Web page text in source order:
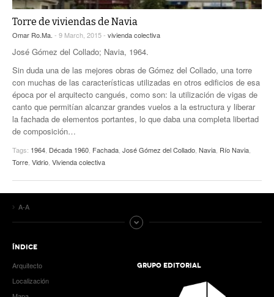
Torre de viviendas de Navia
Omar Ro.Ma. - 9 March, 2015 - vivienda colectiva
José Gómez del Collado; Navia, 1964.
Sin duda una de las mejores obras de Gómez del Collado, una torre
con muchas de las características utilizadas en otros edificios de esa
época por el arquitecto cangués, como son: la utilización de vigas de
canto que permitían alcanzar grandes vuelos a la estructura y liberar
la fachada de elementos portantes, lo que daba una completa libertad
de composición…
Tags: 1964 Década 1960 Fachada José Gómez del Collado Navia Río Navia
Torre Vidrio Vivienda colectiva
A-A
ÍNDICE
Arquitecto
Localización
GRUPO EDITORIAL